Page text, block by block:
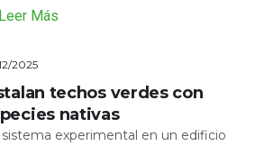
Leer Más
2025
techos verdes con
nativas
sistema experimental en un edificio